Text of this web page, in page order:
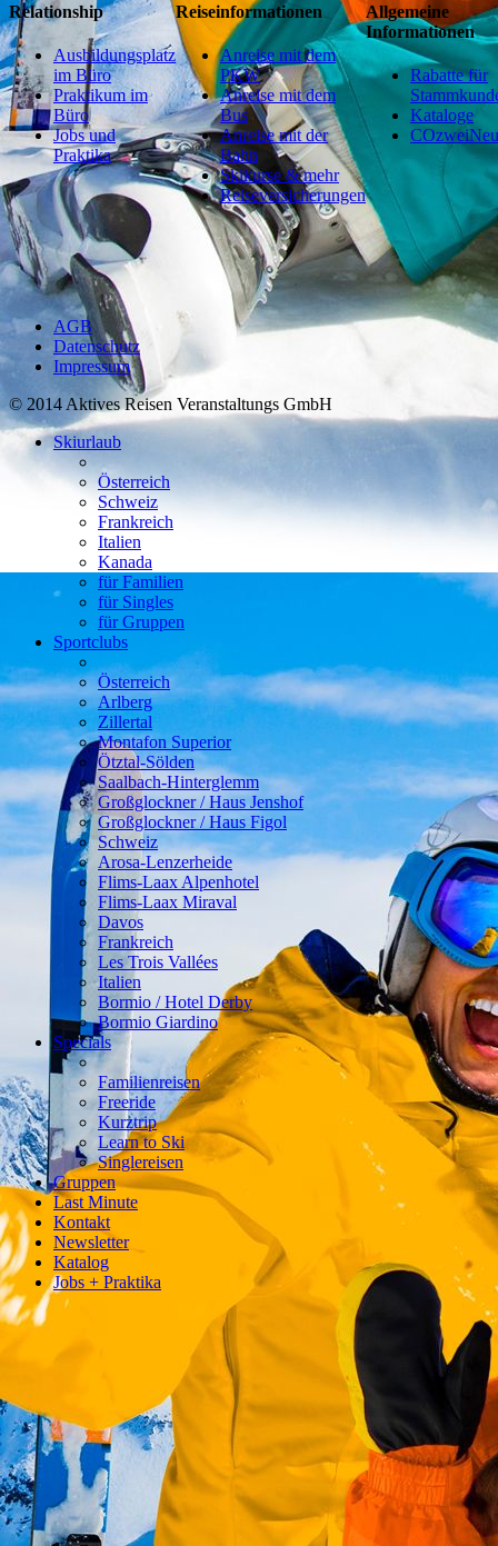
Relationship
Ausbildungsplatz
im Büro
Praktikum im
Büro
Jobs und
Praktika
Reiseinformationen
Anreise mit dem
PKW
Anreise mit dem
Bus
Anreise mit der
Bahn
Skikurse & mehr
Reiseversicherungen
Allgemeine
Informationen
Rabatte für
Kataloge
AGB
Datenschutz
Impressum
© 2014 Aktives Reisen Veranstaltungs GmbH
Skiurlaub
Österreich
Schweiz
Frankreich
Italien
Kanada
für Familien
für Singles
für Gruppen
Sportclubs
Österreich
Arlberg
Zillertal
Montafon Superior
Ötztal-Sölden
Saalbach-Hinterglemm
Großglockner / Haus Jenshof
Großglockner / Haus Figol
Schweiz
Arosa-Lenzerheide
Flims-Laax Alpenhotel
Flims-Laax Miraval
Davos
Frankreich
Les Trois Vallées
Italien
Bormio / Hotel Derby
Bormio Giardino
Specials
Familienreisen
Freeride
Kurztrip
Learn to Ski
Singlereisen
Gruppen
Last Minute
Kontakt
Newsletter
Katalog
Jobs + Praktika